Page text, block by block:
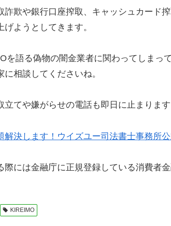
詐欺や銀行口座搾取、キャッシュカード
げようとしてきます。
を語る偽物の闇金業者に関わってしまっ
に相談してくださいね。
立てや嫌がらせの電話も即日に止まります
解決します！ウイズユー司法書士事務所
際には金融庁に正規登録している消費者
KIREIMO